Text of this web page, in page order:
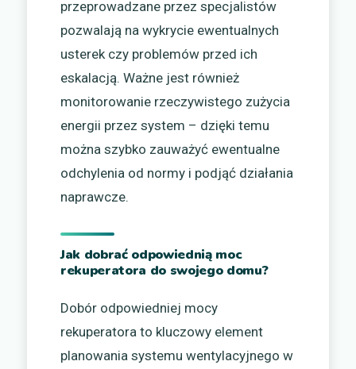
przeprowadzane przez specjalistów
pozwalają na wykrycie ewentualnych
usterek czy problemów przed ich
eskalacją. Ważne jest również
monitorowanie rzeczywistego zużycia
energii przez system – dzięki temu
można szybko zauważyć ewentualne
odchylenia od normy i podjąć działania
naprawcze.
Jak dobrać odpowiednią moc
rekuperatora do swojego domu?
Dobór odpowiedniej mocy
rekuperatora to kluczowy element
planowania systemu wentylacyjnego w